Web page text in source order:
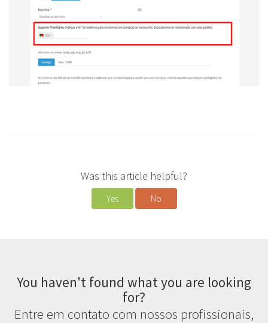
Was this article helpful?
Yes No
You haven't found what you are looking
for?
Entre em contato com nossos profissionais,